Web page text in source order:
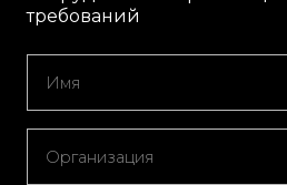
требований